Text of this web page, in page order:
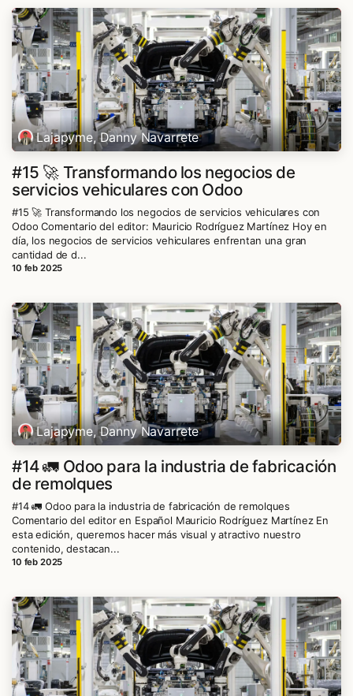
Lajapyme, Danny Navarrete
#15 🚀 Transformando los negocios de
servicios vehiculares con Odoo
#15 🚀 Transformando los negocios de servicios vehiculares con
Odoo Comentario del editor: Mauricio Rodríguez Martínez Hoy en
día, los negocios de servicios vehiculares enfrentan una gran
cantidad de d...
10 feb 2025
Lajapyme, Danny Navarrete
#14 🚛 Odoo para la industria de fabricación
de remolques
#14 🚛 Odoo para la industria de fabricación de remolques
Comentario del editor en Español Mauricio Rodríguez Martínez En
esta edición, queremos hacer más visual y atractivo nuestro
contenido, destacan...
10 feb 2025